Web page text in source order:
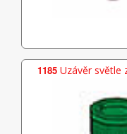
1185Uzávěr světle